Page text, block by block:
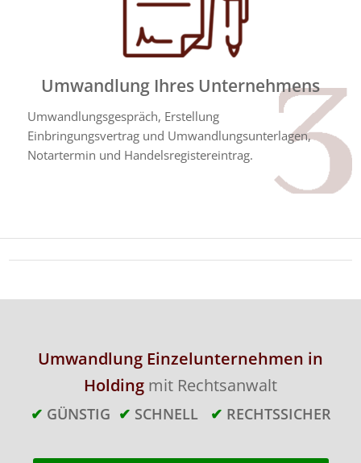
Umwandlung Ihres Unternehmens
Umwandlungsgespräch, Erstellung
Einbringungsvertrag und Umwandlungsunterlagen,
Notartermin und Handelsregistereintrag.
Umwandlung Einzelunternehmen in
Holding mit Rechtsanwalt
✔ GÜNSTIG ✔ SCHNELL ✔ RECHTSSICHER